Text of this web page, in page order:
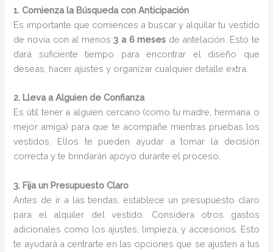
1. Comienza la Búsqueda con Anticipación
Es importante que comiences a buscar y alquilar tu vestido
de novia con al menos3 a 6 meses de antelación. Esto te
dará suficiente tiempo para encontrar el diseño que
deseas, hacer ajustes y organizar cualquier detalle extra.
2. Lleva a Alguien de Confianza
Es útil tener a alguien cercano (como tu madre, hermana o
mejor amiga) para que te acompañe mientras pruebas los
vestidos. Ellos te pueden ayudar a tomar la decisión
correcta y te brindarán apoyo durante el proceso.
3. Fija un Presupuesto Claro
Antes de ir a las tiendas, establece un presupuesto claro
para el alquiler del vestido. Considera otros gastos
adicionales como los ajustes, limpieza, y accesorios. Esto
te ayudará a centrarte en las opciones que se ajusten a tus